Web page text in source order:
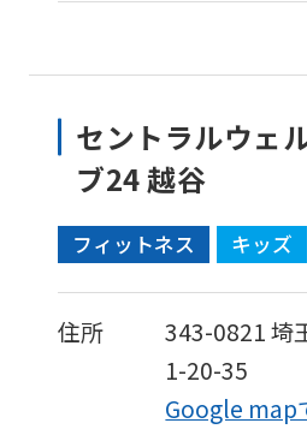
セントラルウェ
ブ24 越谷
フィットネス キッズ
住所 343-0821埼
1-20-35
Google map